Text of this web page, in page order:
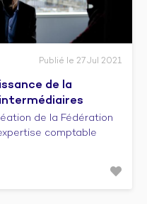
Publié le 27 Jul 2021
de la
de la Fédération
comptable